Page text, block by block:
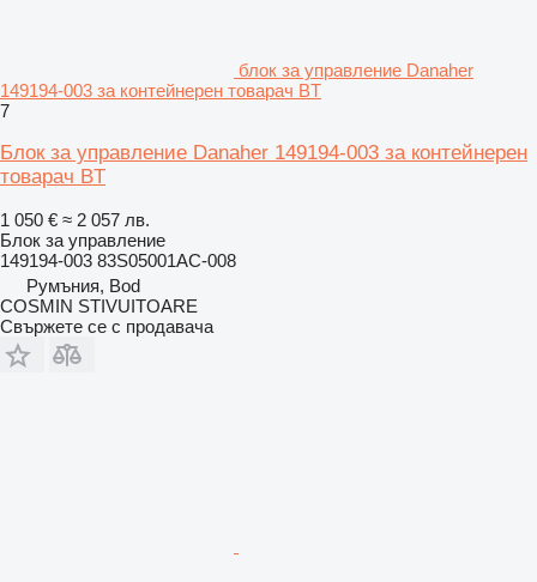
блок за управление Danaher
149194-003 за контейнерен товарач BT
7
Блок за управление Danaher 149194-003 за контейнерен
товарач BT
1 050 € ≈ 2 057 лв.
Блок за управление
149194-003 83S05001AC-008
Румъния, Bod
COSMIN STIVUITOARE
Свържете се с продавача